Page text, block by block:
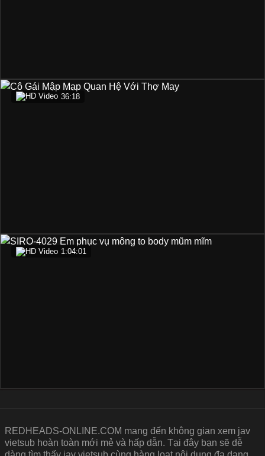
36:18
1:04:01
REDHEADS-ONLINE.COM mang đến không gian xem jav
vietsub hoàn toàn mới mẻ và hấp dẫn. Tại đây bạn sẽ dễ